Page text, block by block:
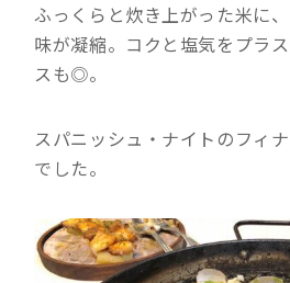
ふっくらと炊き上がった米に
味が凝縮。コクと塩気をプラ
スも◎。
スパニッシュ・ナイトのフィ
でした。